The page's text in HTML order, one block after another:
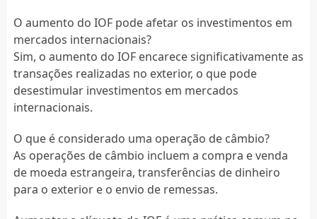
O aumento do IOF pode afetar os investimentos em
mercados internacionais?
Sim, o aumento do IOF encarece significativamente as
transações realizadas no exterior, o que pode
desestimular investimentos em mercados
internacionais.
O que é considerado uma operação de câmbio?
As operações de câmbio incluem a compra e venda
de moeda estrangeira, transferências de dinheiro
para o exterior e o envio de remessas.